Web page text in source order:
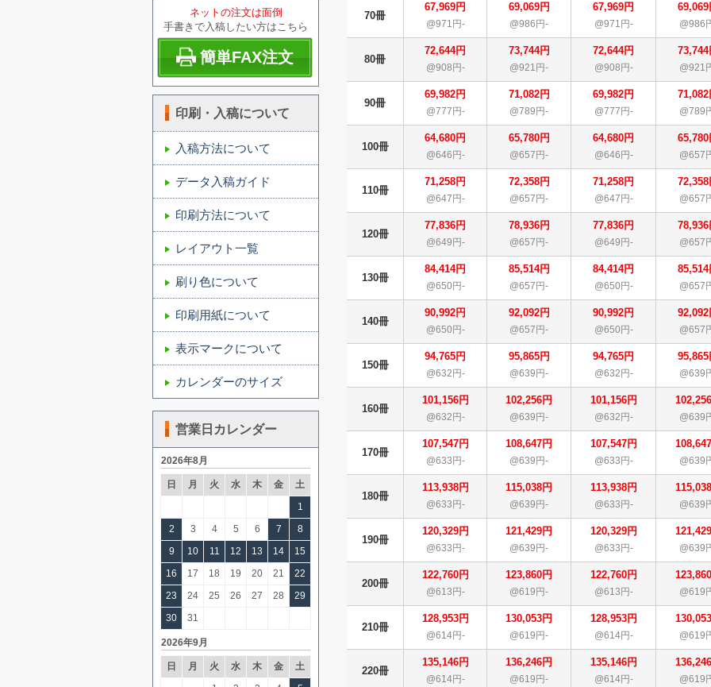
ネットの注文は面倒
手書きで入稿したい方はこちら
簡単FAX注文
印刷・入稿について
入稿方法について
データ入稿ガイド
印刷方法について
レイアウト一覧
刷り色について
印刷用紙について
表示マークについて
カレンダーのサイズ
営業日カレンダー
2026年8月
日 月 火 水 木 金
土
1
2
3 4 5 6 7
8
9
10 11 12 13 14
15
16
17 18 19 20 21
22
23
24 25 26 27 28
29
30
31
2026年9月
日 月 火 水 木 金
土
70冊
67,969円
@971円-
69,069円
@986円-
67,969円
@971円-
69,069
@986
80冊
72,644円
@908円-
73,744円
@921円-
72,644円
@908円-
73,744
@921
90冊
69,982円
@777円-
71,082円
@789円-
69,982円
@777円-
71,082
@789
100冊
64,680円
@646円-
65,780円
@657円-
64,680円
@646円-
65,780
@657
110冊
71,258円
@647円-
72,358円
@657円-
71,258円
@647円-
72,358
@657
120冊
77,836円
@649円-
78,936円
@657円-
77,836円
@649円-
78,936
@657
130冊
84,414円
@650円-
85,514円
@657円-
84,414円
@650円-
85,514
@657
140冊
90,992円
@650円-
92,092円
@657円-
90,992円
@650円-
92,092
@657
150冊
94,765円
@632円-
95,865円
@639円-
94,765円
@632円-
95,865
@639
160冊
101,156円
@632円-
102,256円
@639円-
101,156円
@632円- @639
170冊
107,547円
@633円-
108,647円
@639円-
107,547円
@633円- @639
180冊
113,938円
@633円-
115,038円
@639円-
113,938円
@633円- @639
190冊
120,329円
@633円-
121,429円
@639円-
120,329円
@633円- @639
200冊
122,760円
@613円-
123,860円
@619円-
122,760円
@613円- @619
210冊
128,953円
@614円-
130,053円
@619円-
128,953円
@614円- @619
220冊
135,146円
@614円-
136,246円
@619円-
135,146円
@614円- @619